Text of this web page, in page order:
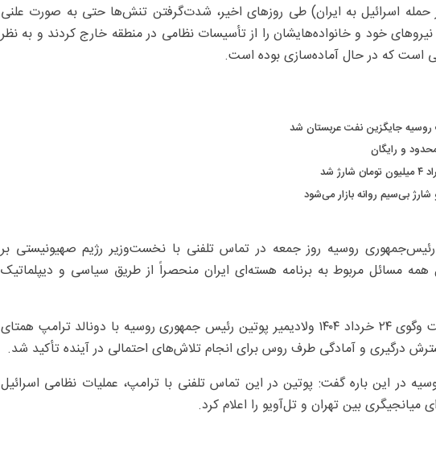
اسرائیل به ایران) طی روزهای اخیر،‌ شدت‌گرفتن تنش‌ها حتی به صورت علنی
نیروهای خود و خانواده‌هایشان را از تأسیسات نظامی در منطقه خارج کردند و به نظر
است که در حال آماده‌سازی بوده است.
روسیه جایگزین نفت عربستان شد
شد
رئیس‌جمهوری روسیه روز جمعه در تماس تلفنی با نخست‌وزیر رژیم صهیونیستی بر
مسائل مربوط به برنامه هسته‌ای ایران منحصراً از طریق سیاسی و دیپلماتیک
همچنین بنا بر اعلام مقام روس، در گفت وگوی ۲۴ خرداد ۱۴۰۴ ولادیمیر پوتین رئیس جمهوری روسیه با دونالد ترامپ همتای
درگیری و آمادگی طرف روس برای انجام تلاش‌های احتمالی در آینده تأکید شد.
در این باره گفت: پوتین در این تماس تلفنی با ترامپ، عملیات نظامی اسرائیل
میانجیگری بین تهران و تل‌آویو را اعلام کرد.